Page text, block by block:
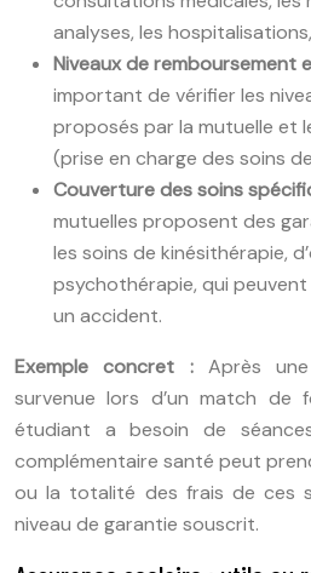
analyses, les
Niveaux de remboursement
important de vérifier les
proposés par la mutuelle et
(prise en charge des soins
Couverture des soins
mutuelles proposent des
les soins de kinésithérapie,
psychothérapie, qui
un accident.
Exemple concret : Après
survenue lors d’un match de
étudiant a besoin de
complémentaire santé peut
ou la totalité des frais de ces
niveau de garantie souscrit.